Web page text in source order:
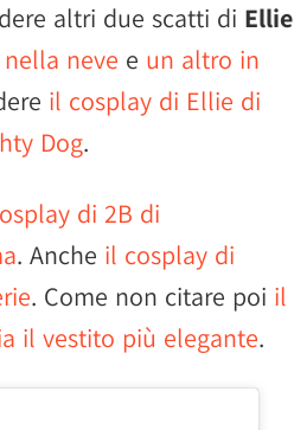
altri due scatti di Ellie
neve e un altro in
il cosplay di Ellie di
Dog.
di 2B di
. Anche il cosplay di
. Come non citare poi il
il vestito più elegante.